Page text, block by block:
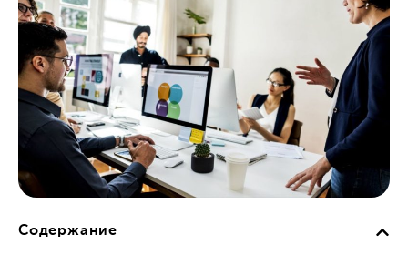
Содержание